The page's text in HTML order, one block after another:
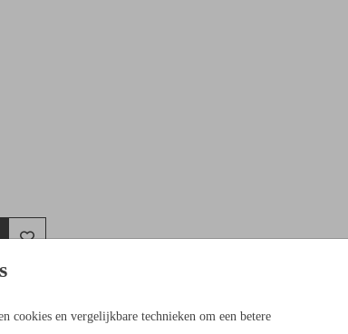
cookies en vergelijkbare technieken om een betere